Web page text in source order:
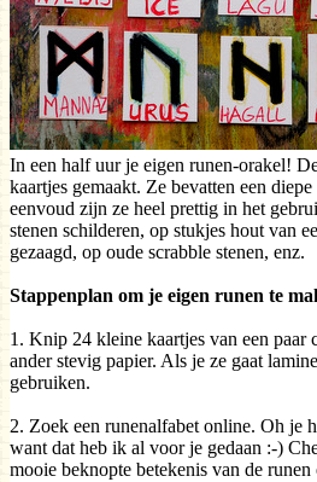
In een half uur je eigen runen-orakel!
kaartjes gemaakt. Ze bevatten een
eenvoud zijn ze heel prettig in het
stenen schilderen, op stukjes hout van
gezaagd, op oude scrabble stenen, enz.
Stappenplan om je eigen runen te
1. Knip 24 kleine kaartjes van een paar
ander stevig papier. Als je ze gaat
gebruiken.
2. Zoek een runenalfabet online. Oh je
want dat heb ik al voor je gedaan :-)
mooie beknopte betekenis van de runen